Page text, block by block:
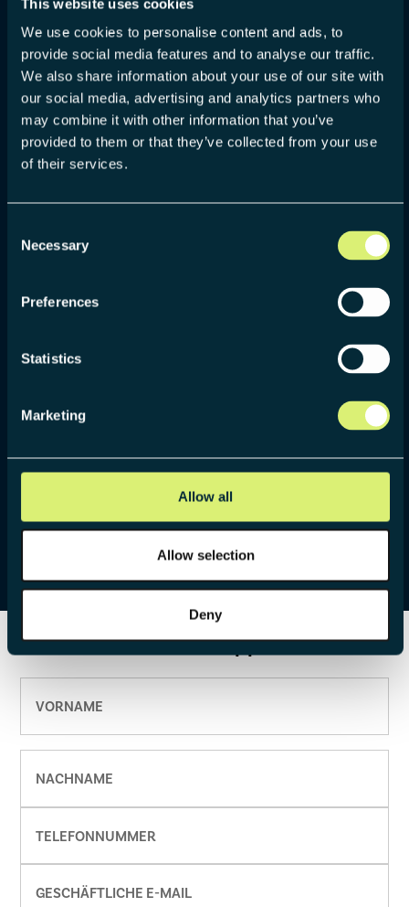
This website uses cookies
We use cookies to personalise content and ads, to
provide social media features and to analyse our traffic.
We also share information about your use of our site with
our social media, advertising and analytics partners who
may combine it with other information that you’ve
provided to them or that they’ve collected from your use
of their services.
Selection
Necessary
Preferences
Statistics
Marketing
Allow all
Allow selection
Deny
business
Thiltges
Innovationslandschaft in der Baubranche. Er entwickelt
Deutschen Bahn und Kapsch. Zudem gilt er als
Finanzierungsmodelle im Immobilienbereich.
Jetzt Kontakt mit Philippe aufnehmen